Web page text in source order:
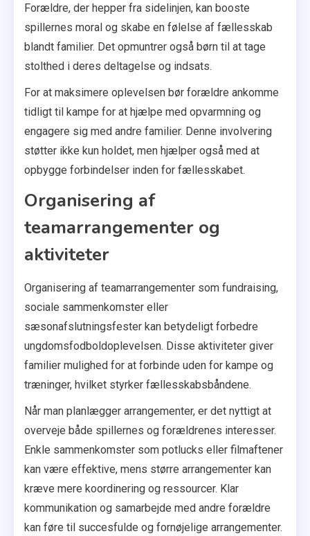
Forældre, der hepper fra sidelinjen, kan booste
spillernes moral og skabe en følelse af fællesskab
blandt familier. Det opmuntrer også børn til at tage
stolthed i deres deltagelse og indsats.
For at maksimere oplevelsen bør forældre ankomme
tidligt til kampe for at hjælpe med opvarmning og
engagere sig med andre familier. Denne involvering
støtter ikke kun holdet, men hjælper også med at
opbygge forbindelser inden for fællesskabet.
Organisering af
teamarrangementer og
aktiviteter
Organisering af teamarrangementer som fundraising,
sociale sammenkomster eller
sæsonafslutningsfester kan betydeligt forbedre
ungdomsfodboldoplevelsen. Disse aktiviteter giver
familier mulighed for at forbinde uden for kampe og
træninger, hvilket styrker fællesskabsbåndene.
Når man planlægger arrangementer, er det nyttigt at
overveje både spillernes og forældrenes interesser.
Enkle sammenkomster som potlucks eller filmaftener
kan være effektive, mens større arrangementer kan
kræve mere koordinering og ressourcer. Klar
kommunikation og samarbejde med andre forældre
kan føre til succesfulde og fornøjelige arrangementer.